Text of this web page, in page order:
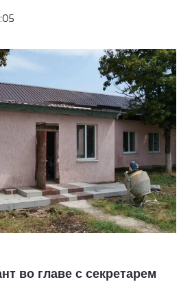
во главе с секретарем